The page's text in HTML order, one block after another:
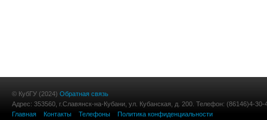
© КубГУ (2024) Обратная связь
Адрес: 353560, г.Славянск-на-Кубани, ул. Кубанская, д. 200. Телефон: (86146)4-30-
Главная
Контакты Телефоны Политика конфиденциальности